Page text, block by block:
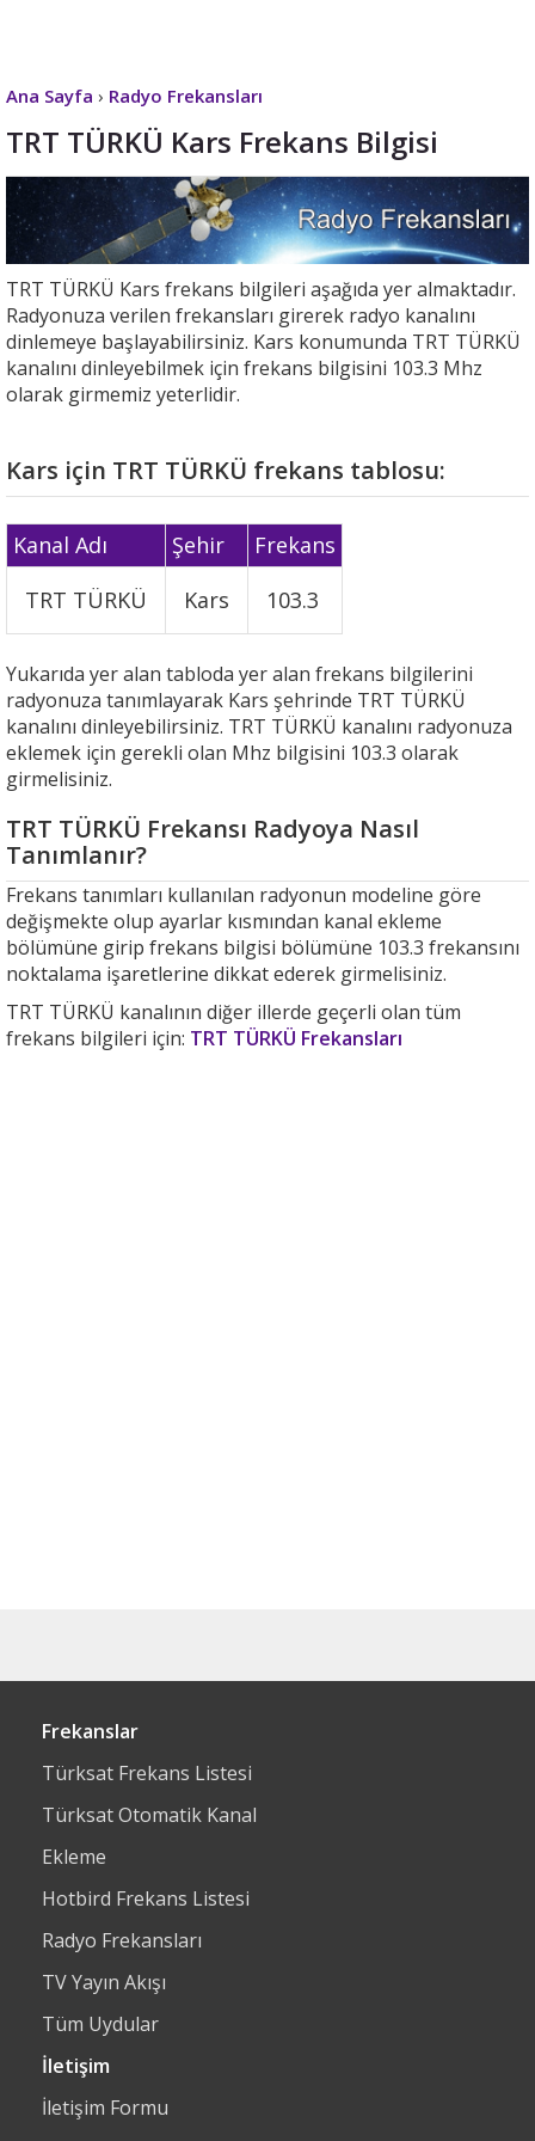
Ana Sayfa › Radyo Frekansları
TRT TÜRKÜ Kars Frekans Bilgisi
TRT TÜRKÜ Kars frekans bilgileri aşağıda yer almaktadır.
Radyonuza verilen frekansları girerek radyo kanalını
dinlemeye başlayabilirsiniz. Kars konumunda TRT TÜRKÜ
kanalını dinleyebilmek için frekans bilgisini 103.3 Mhz
olarak girmemiz yeterlidir.
Kars için TRT TÜRKÜ frekans tablosu:
Kanal Adı Şehir
Frekans
TRT TÜRKÜ
Kars 103.3
Yukarıda yer alan tabloda yer alan frekans bilgilerini
radyonuza tanımlayarak Kars şehrinde TRT TÜRKÜ
kanalını dinleyebilirsiniz. TRT TÜRKÜ kanalını radyonuza
eklemek için gerekli olan Mhz bilgisini 103.3 olarak
girmelisiniz.
TRT TÜRKÜ Frekansı Radyoya Nasıl
Tanımlanır?
Frekans tanımları kullanılan radyonun modeline göre
değişmekte olup ayarlar kısmından kanal ekleme
bölümüne girip frekans bilgisi bölümüne 103.3 frekansını
noktalama işaretlerine dikkat ederek girmelisiniz.
TRT TÜRKÜ kanalının diğer illerde geçerli olan tüm
frekans bilgileri için: TRT TÜRKÜ Frekansları
Frekanslar
Türksat Frekans Listesi
Türksat Otomatik Kanal
Ekleme
Hotbird Frekans Listesi
Radyo Frekansları
TV Yayın Akışı
Tüm Uydular
İletişim
İletişim Formu